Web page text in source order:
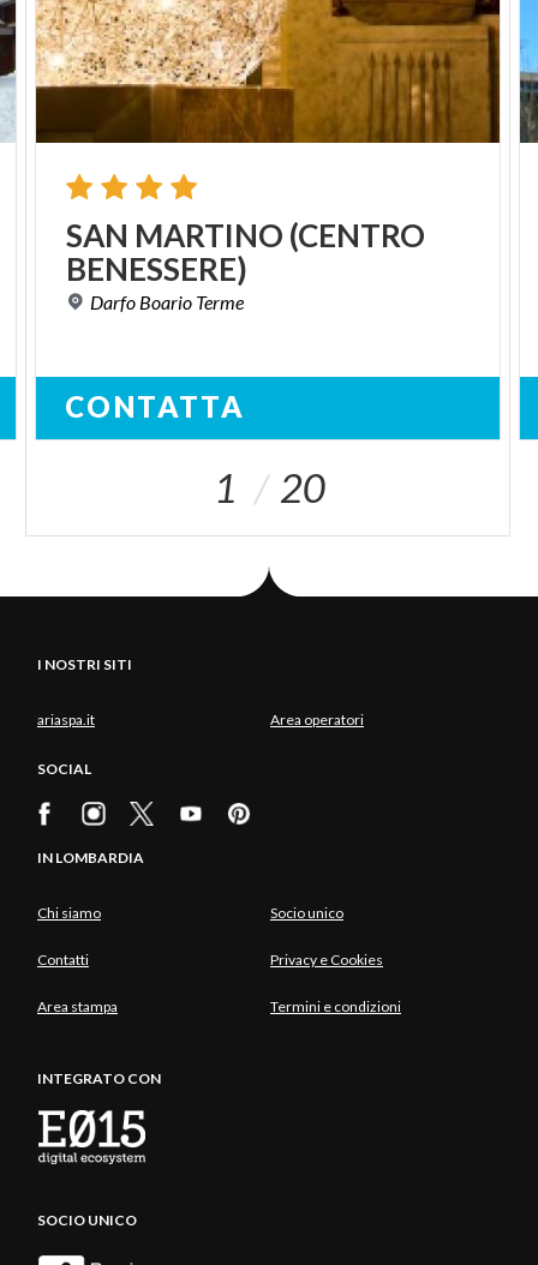
SAN MARTINO (CENTRO
BENESSERE)
Darfo Boario Terme
CONTATTA
1 20
I NOSTRI SITI
ariaspa.it Area operatori
SOCIAL
IN LOMBARDIA
Chi siamo Socio unico
Contatti Privacy e Cookies
Area stampa Termini e condizioni
INTEGRATO CON
SOCIO UNICO